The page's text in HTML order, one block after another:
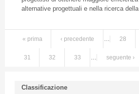
alternative progettuali e nella ricerca
« prima ‹ precedente … 28
31 32 33 … seguente ›
Classificazione